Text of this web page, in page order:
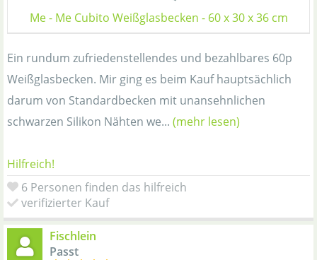
Me - Me Cubito Weißglasbecken - 60 x 30 x 36 cm
Ein rundum zufriedenstellendes und bezahlbares 60p
Weißglasbecken. Mir ging es beim Kauf hauptsächlich
darum von Standardbecken mit unansehnlichen
schwarzen Silikon Nähten we... (mehr lesen)
Hilfreich!
6 Personen finden das hilfreich
verifizierter Kauf
Fischlein
Passt